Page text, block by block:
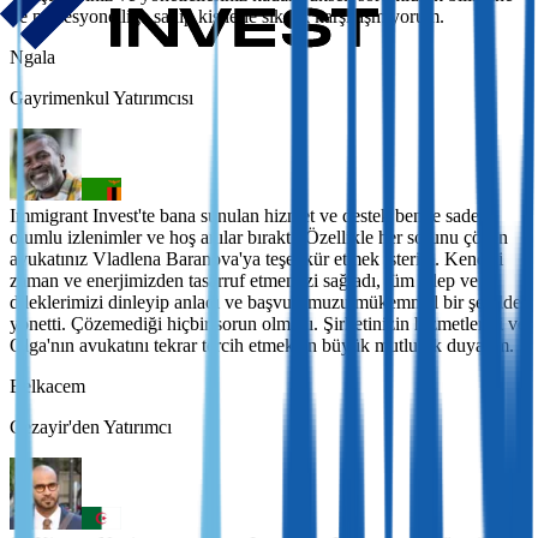
ve profesyonelliğe sahip kişilerle sık sık karşılaşmıyorum.
Ngala
Gayrimenkul Yatırımcısı
Immigrant Invest'te bana sunulan hizmet ve destek bende sadece
olumlu izlenimler ve hoş anılar bıraktı. Özellikle her sorunu çözen
avukatınız Vladlena Baranova'ya teşekkür etmek isterim. Kendisi
zaman ve enerjimizden tasarruf etmemizi sağladı, tüm talep ve
dileklerimizi dinleyip anladı ve başvurumuzu mükemmel bir şekilde
yönetti. Çözemediği hiçbir sorun olmadı. Şirketinizin hizmetlerini ve
Olga'nın avukatını tekrar tercih etmekten büyük mutluluk duyarım.
Belkacem
Cezayir'den Yatırımcı